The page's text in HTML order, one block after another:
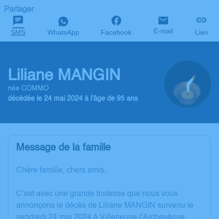
Partager
SMS WhatsApp Facebook E-mail Lien
Liliane MANGIN
née COMMO
décédée le 24 mai 2024 à l'âge de 95 ans
Message de la famille
Chère famille, chers amis,
C’est avec une grande tristesse que nous vous
annonçons le décès de Liliane MANGIN survenu le